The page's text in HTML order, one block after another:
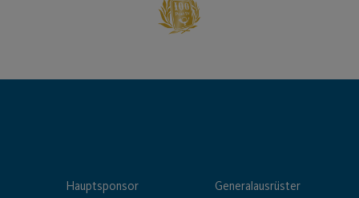
Hauptsponsor Generalausrüster